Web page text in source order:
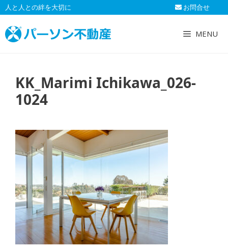
コ
ン
テ
ン
人と人との絆を大切に お問合せ
MENU
KK_Marimi Ichikawa_026-
1024